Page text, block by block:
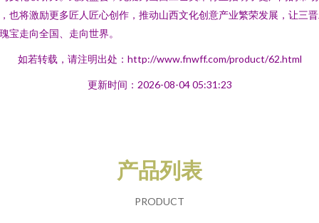
也将激励更多匠人匠心创作，推动山西文化创意产业繁荣发展，让三
宝走向全国、走向世界。
如若转载，请注明出处：http://www.fnwff.com/product/62.html
更新时间：2026-08-04 05:31:23
产品列表
PRODUCT